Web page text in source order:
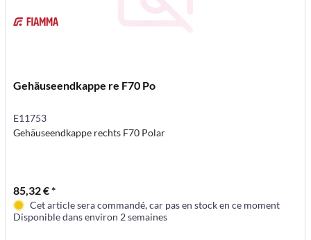
Gehäuseendkappe re F70 Po
E11753
Gehäuseendkappe rechts F70 Polar
85,32 € *
Cet article sera commandé, car pas en stock en ce moment
Disponible dans environ 2 semaines